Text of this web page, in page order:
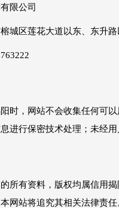
限公司
区莲花大道以东、东升路
，网站不会收集任何可以
进行保密技术处理；未经
有资料，版权均属信用揭
网站将追究其相关法律责